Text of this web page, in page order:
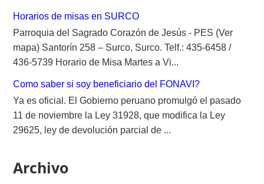
Horarios de misas en SURCO
Parroquia del Sagrado Corazón de Jesús - PES (Ver
mapa) Santorín 258 – Surco, Surco. Telf.: 435-6458 /
436-5739 Horario de Misa Martes a Vi...
Como saber si soy beneficiario del FONAVI?
Ya es oficial. El Gobierno peruano promulgó el pasado
11 de noviembre la Ley 31928, que modifica la Ley
29625, ley de devolución parcial de ...
Archivo